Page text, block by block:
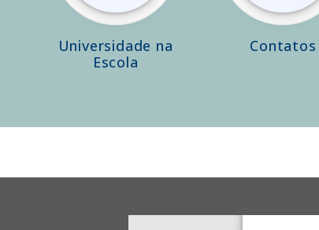
Universidade na
Escola
Contatos